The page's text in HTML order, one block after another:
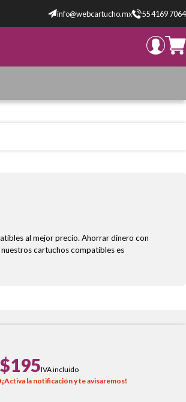
info@webcartucho.mx 55 4169 7064
al mejor precio. Ahorrar dinero con
cartuchos compatibles es
$195IVA incluido
¡Activa la notificación y te avisaremos!